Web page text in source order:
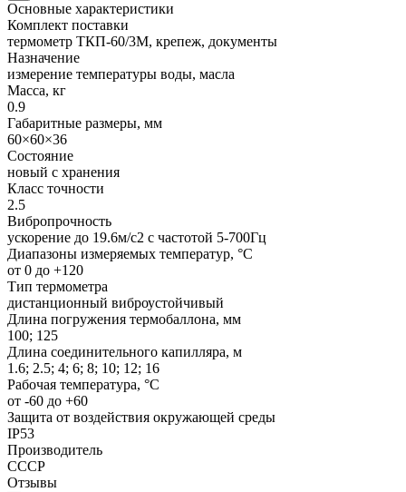
Основные характеристики
Комплект поставки
термометр ТКП-60/3М, крепеж, документы
Назначение
измерение температуры воды, масла
Масса, кг
0.9
Габаритные размеры, мм
60×60×36
Состояние
новый с хранения
Класс точности
2.5
Вибропрочность
ускорение до 19.6м/с2 с частотой 5-700Гц
Диапазоны измеряемых температур, °С
от 0 до +120
Тип термометра
дистанционный виброустойчивый
Длина погружения термобаллона, мм
100; 125
Длина соединительного капилляра, м
1.6; 2.5; 4; 6; 8; 10; 12; 16
Рабочая температура, °C
от -60 до +60
Защита от воздействия окружающей среды
IP53
Производитель
СССР
Отзывы